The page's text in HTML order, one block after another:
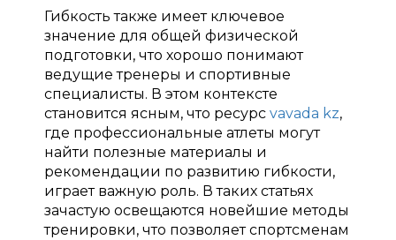
Гибкость также имеет ключевое
значение для общей физической
подготовки, что хорошо понимают
ведущие тренеры и спортивные
специалисты. В этом контексте
становится ясным, что ресурс vavada kz,
где профессиональные атлеты могут
найти полезные материалы и
рекомендации по развитию гибкости,
играет важную роль. В таких статьях
зачастую освещаются новейшие методы
тренировки, что позволяет спортсменам